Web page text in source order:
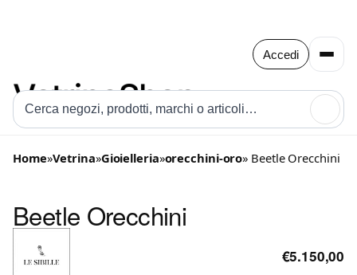
Accedi
Home»Vetrina»Gioielleria»orecchini-oro» Beetle Orecchini
Beetle Orecchini
€5.150,00